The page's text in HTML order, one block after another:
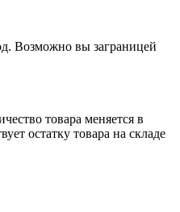
Возможно вы заграницей
товара меняется в
остатку товара на складе